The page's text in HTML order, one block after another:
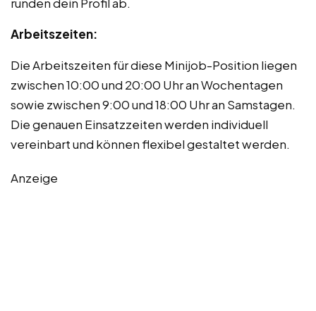
Arbeitszeiten:
Die Arbeitszeiten für diese Minijob-Position liegen
zwischen 10:00 und 20:00 Uhr an Wochentagen
sowie zwischen 9:00 und 18:00 Uhr an Samstagen.
Die genauen Einsatzzeiten werden individuell
vereinbart und können flexibel gestaltet werden.
Anzeige